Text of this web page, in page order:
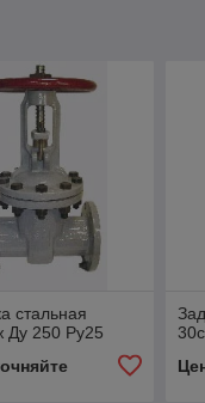
стальная
Ду 250 Ру25